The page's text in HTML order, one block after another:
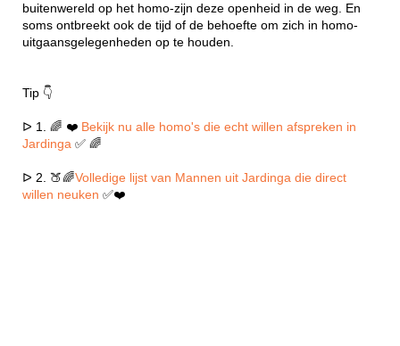
buitenwereld op het homo-zijn deze openheid in de weg. En
soms ontbreekt ook de tijd of de behoefte om zich in homo-
uitgaansgelegenheden op te houden.
Tip 👇
ᐅ 1. 🌈 ❤️ Bekijk nu alle homo's die echt willen afspreken in
Jardinga ✅ 🌈
ᐅ 2. 🍑🌈Volledige lijst van Mannen uit Jardinga die direct
willen neuken ✅❤️